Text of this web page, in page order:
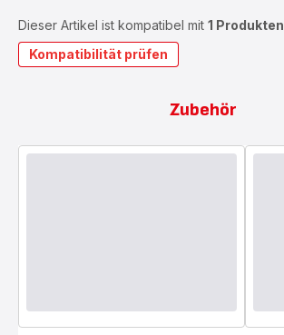
Dieser Artikel ist kompatibel mit 1 Produkten
Kompatibilität prüfen
Zubehör